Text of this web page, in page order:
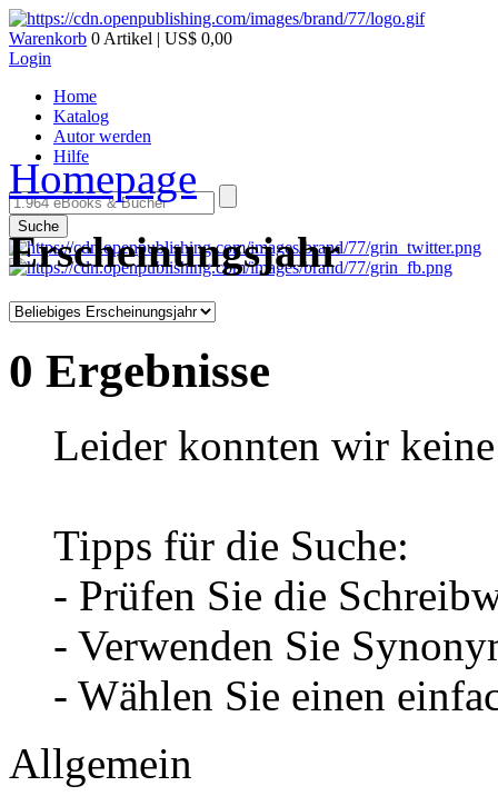
Warenkorb 0 Artikel | US$ 0,00
Login
Home
Katalog
Autor werden
Hilfe
Suche
Homepage
Erscheinungsjahr
0 Ergebnisse
Leider konnten wir
Tipps für die Suche:
- Prüfen Sie die
- Verwenden Sie
- Wählen Sie einen
Allgemein